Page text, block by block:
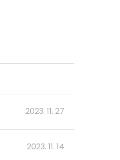
2023. 11. 27
2023. 11. 14